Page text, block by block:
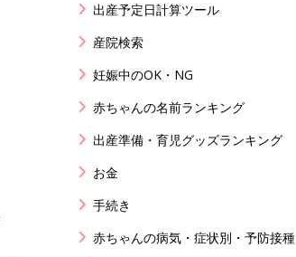
出産予定日計算ツール
産院検索
妊娠中のOK・NG
赤ちゃんの名前ランキング
出産準備・育児グッズランキング
お金
手続き
赤ちゃんの病気・症状別・予防接種